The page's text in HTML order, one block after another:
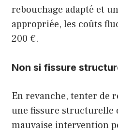
rebouchage adapté et
appropriée, les coûts
200 €.
Non si fissure
En revanche, tenter de
une fissure structurelle
mauvaise intervention